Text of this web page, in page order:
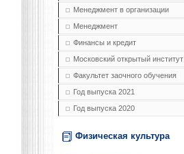
Менеджмент в организации
Менеджмент
Финансы и кредит
Московский открытый институт
Факультет заочного обучения
Год выпуска 2021
Год выпуска 2020
Физическая культура